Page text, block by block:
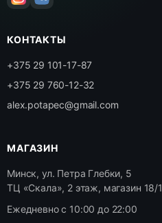
КОНТАКТЫ
+375 29 101-17-87
+375 29 760-12-32
alex.potapec@gmail.com
МАГАЗИН
Минск, ул. Петра Глебки, 5
ТЦ «Скала», 2 этаж, магазин 18/1
Ежедневно с 10:00 до 22:00